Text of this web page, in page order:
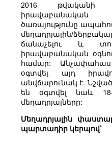
2016 թվականի
ծառայությունը
մեղադրյալին/
ճանաչելու և
իրավաբանական
համար:
օգտվել այդ
անվճարունակ է:
են օգտվել նաև
մեղադրյալները:
Մեղադրյալին
պարտադիր կերպով՝